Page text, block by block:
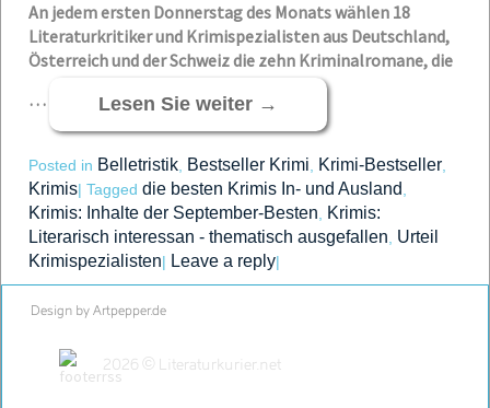
An jedem ersten Donnerstag des Monats wählen 18
Literaturkritiker und Krimispezialisten aus Deutschland,
Österreich und der Schweiz die zehn Kriminalromane, die
…
Lesen Sie weiter →
Posted in Belletristik Bestseller Krimi Krimi-Bestseller
Krimis| Tagged die besten Krimis In- und Ausland
Krimis: Inhalte der September-Besten
Krimis:
Literarisch interessan - thematisch ausgefallen Urteil
Krimispezialisten| Leave a reply|
2026 © Literaturkurier.net
Design by Artpepper.de